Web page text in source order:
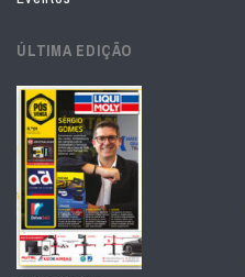
ÚLTIMA EDIÇÃO